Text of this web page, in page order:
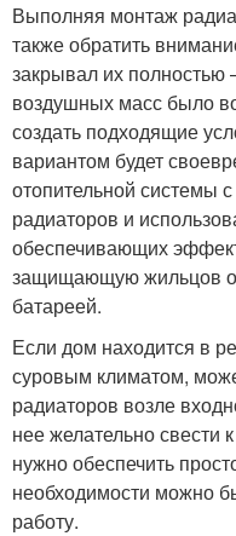
Выполняя монтаж
также обратить
закрывал их полностью
воздушных масс было
создать подходящие
вариантом будет
отопительной системы
радиаторов и
обеспечивающих
защищающую жильцов
батареей.
Если дом находится в
суровым климатом,
радиаторов возле
нее желательно свести
нужно обеспечить
необходимости можно
работу.